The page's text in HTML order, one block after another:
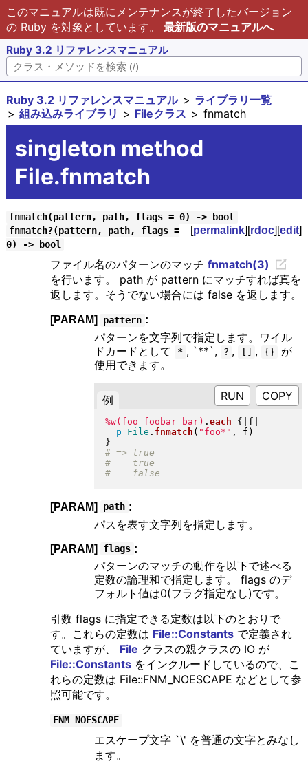
このマニュアルは既にメンテナンスが終了したバージョン
の Ruby を対象としています。 最新版のマニュアルへ
Ruby 3.2 リファレンスマニュアル
Ruby 3.2 リファレンスマニュアル
ライブラリ一覧
組み込みライブラリ
Fileクラス fnmatch
singleton method
File.fnmatch
fnmatch(pattern, path, flags = 0) -> bool
[permalink][rdoc][edit]
fnmatch?(pattern, path, flags =
0) -> bool
ファイル名のパターンのマッチ fnmatch(3)
を行います。 path が pattern にマッチすれば真を
返します。そうでない場合には false を返します。
[PARAM] pattern :
パターンを文字列で指定します。ワイル
ドカードとして
* , `**`, ? , [] , {}
が
使用できます。
例 RUN
%w(foo foobar bar) . each { f
p
File . fnmatch ( " foo* " , f )
}
[PARAM] path :
パスを表す文字列を指定します。
[PARAM] flags :
パターンのマッチの動作を以下で述べる
定数の論理和で指定します。 flags のデ
フォルト値は0(フラグ指定なし)です。
引数 flags に指定できる定数は以下のとおりで
す。これらの定数は File::Constantsで定義され
ていますが、 File クラスの親クラスの IO が
File::Constantsをインクルードしているので、こ
れらの定数は File::FNM_NOESCAPE などとして参
照可能です。
FNM_NOESCAPE
エスケープ文字 `\' を普通の文字とみなし
ます。